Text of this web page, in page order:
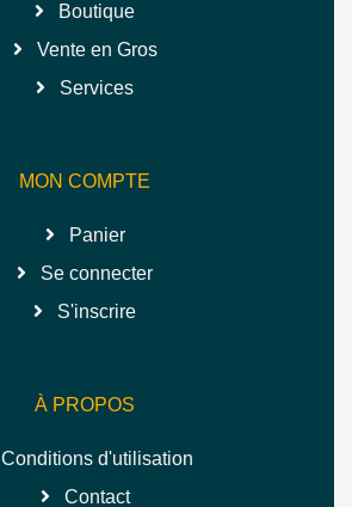
Boutique
Vente en Gros
Services
MON COMPTE
Panier
Se connecter
S'inscrire
À PROPOS
Conditions d'utilisation
Contact